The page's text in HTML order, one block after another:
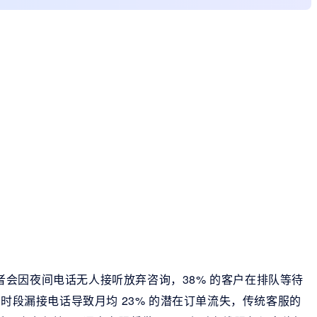
因夜间电话无人接听放弃咨询，38% 的客户在排队等待
段漏接电话导致月均 23% 的潜在订单流失，传统客服的